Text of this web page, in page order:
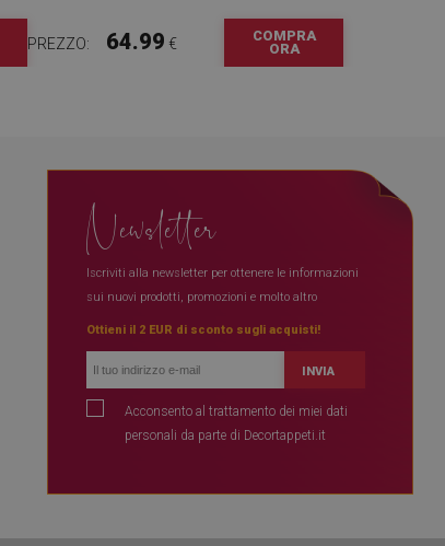
PREZZO: 64.99 €
COMPRA
ORA
Newsletter
Iscriviti alla newsletter per ottenere le informazioni
sui nuovi prodotti, promozioni e molto altro
Ottieni il 2 EUR di sconto sugli acquisti!
INVIA
Acconsento al trattamento dei miei dati
personali da parte di Decortappeti.it